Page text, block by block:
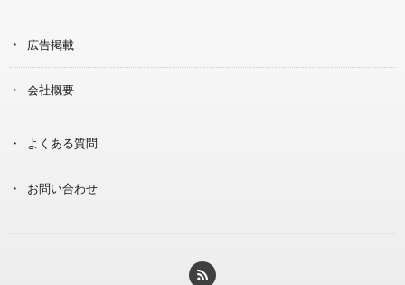
広告掲載
会社概要
よくある質問
お問い合わせ